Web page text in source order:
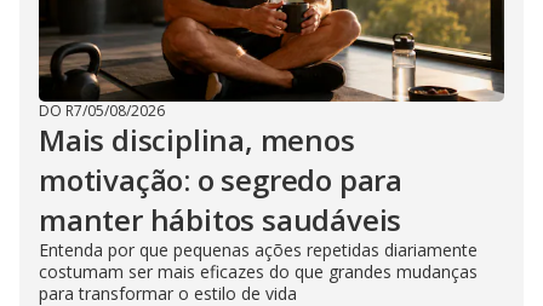
DO R7/05/08/2026
Mais disciplina, menos
motivação: o segredo para
manter hábitos saudáveis
Entenda por que pequenas ações repetidas diariamente
costumam ser mais eficazes do que grandes mudanças
para transformar o estilo de vida